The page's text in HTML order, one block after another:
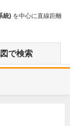
統) を中心に直線距離
で検索